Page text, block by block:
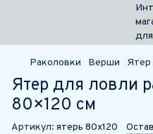
Раколовки Верши Ятер
Ятер для ловли
80×120 см
Артикул: ятерь 80х120